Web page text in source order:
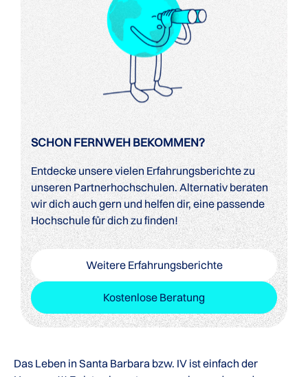
SCHON FERNWEH BEKOMMEN?
Entdecke unsere vielen Erfahrungsberichte zu
unseren Partnerhochschulen. Alternativ beraten
wir dich auch gern und helfen dir, eine passende
Hochschule für dich zu finden!
Weitere Erfahrungsberichte
Kostenlose Beratung
Das Leben in Santa Barbara bzw. IV ist einfach der